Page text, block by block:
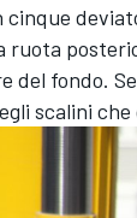
cinque
ruota
del fondo.
scalini